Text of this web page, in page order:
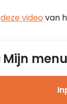
deze video van
Mijn